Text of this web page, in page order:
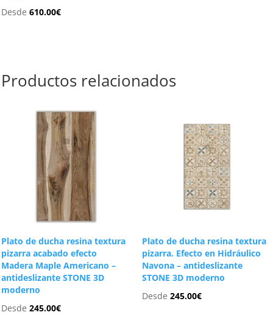
Desde610.00€
Productos relacionados
Plato de ducha resina textura
pizarra acabado efecto
Madera Maple Americano –
antideslizante STONE 3D
moderno
Desde245.00€
Plato de ducha resina textura
pizarra. Efecto en Hidráulico
Navona – antideslizante
STONE 3D moderno
Desde 245.00€